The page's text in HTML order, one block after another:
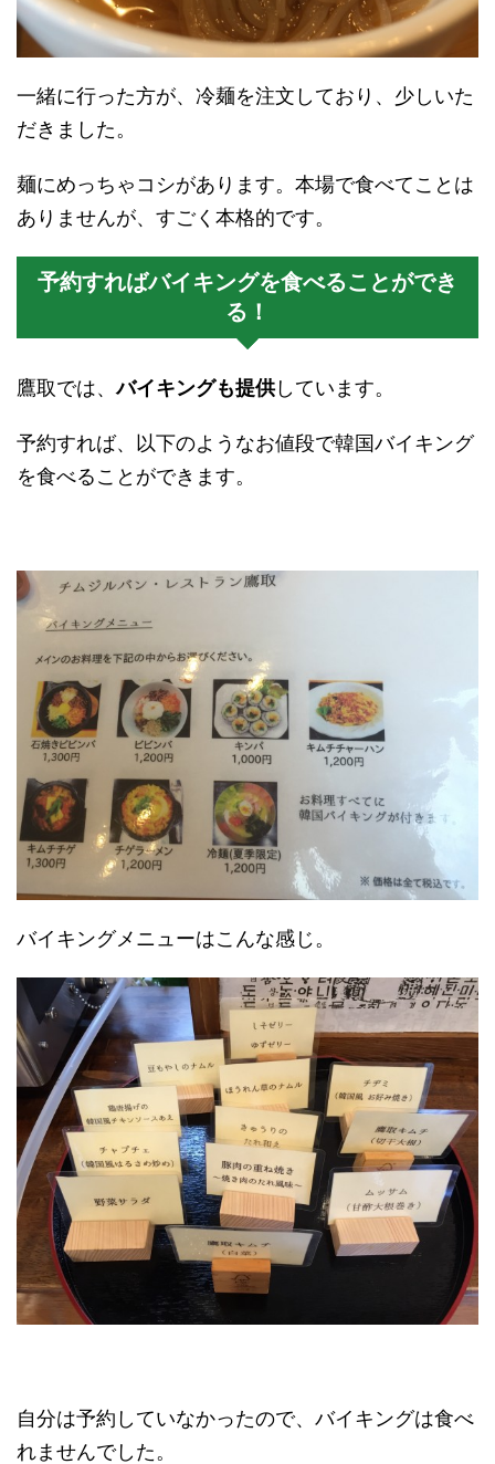
一緒に行った方が、冷麺を注文しており、少しいた
だきました。
麺にめっちゃコシがあります。本場で食べてことは
ありませんが、すごく本格的です。
予約すればバイキングを食べることができ
る！
鷹取では、バイキングも提供しています。
予約すれば、以下のようなお値段で韓国バイキング
を食べることができます。
バイキングメニューはこんな感じ。
自分は予約していなかったので、バイキングは食べ
れませんでした。